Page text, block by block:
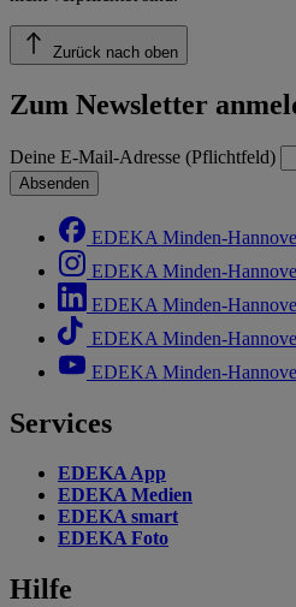
Zurück nach oben
Zum Newsletter
Deine E-Mail-Adresse (Pflichtfeld)
Absenden
EDEKA Minden-
EDEKA Minden-
EDEKA Minden-
EDEKA Minden-
EDEKA Minden-
Services
EDEKA App
EDEKA Medien
EDEKA smart
EDEKA Foto
Hilfe